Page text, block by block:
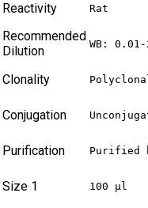
Reactivity Rat
Recommended
Dilution
WB:
Clonality
Conjugation
Purification Purified
Size 1 100 µl